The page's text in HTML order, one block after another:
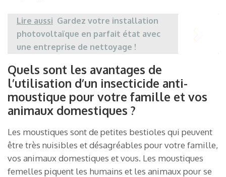
Lire aussi Gardez votre installation
photovoltaïque en parfait état avec
une entreprise de nettoyage !
Quels sont les avantages de
l’utilisation d’un insecticide anti-
moustique pour votre famille et vos
animaux domestiques ?
Les moustiques sont de petites bestioles qui peuvent
être très nuisibles et désagréables pour votre famille,
vos animaux domestiques et vous. Les moustiques
femelles piquent les humains et les animaux pour se